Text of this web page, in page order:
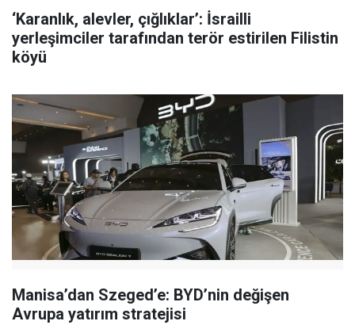
‘Karanlık, alevler, çığlıklar’: İsrailli
yerleşimciler tarafından terör estirilen Filistin
köyü
Manisa’dan Szeged’e: BYD’nin değişen
Avrupa yatırım stratejisi